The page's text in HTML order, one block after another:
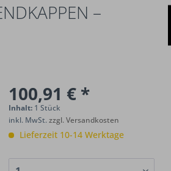
–
100,91 € *
Inhalt: 1 Stück
inkl. MwSt.zzgl. Versandkosten
Lieferzeit 10-14 Werktage